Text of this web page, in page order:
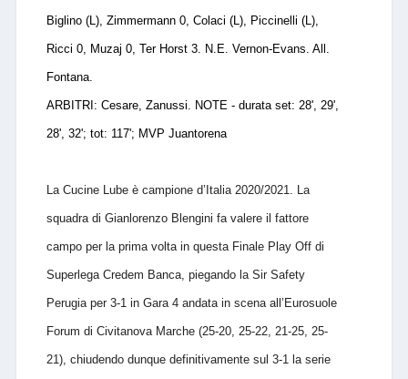
Biglino (L), Zimmermann 0, Colaci (L), Piccinelli (L),
Ricci 0, Muzaj 0, Ter Horst 3. N.E. Vernon-Evans. All.
Fontana.
ARBITRI: Cesare, Zanussi. NOTE - durata set: 28', 29',
28', 32'; tot: 117'; MVP Juantorena
La Cucine Lube è campione d’Italia 2020/2021. La
squadra di Gianlorenzo Blengini fa valere il fattore
campo per la prima volta in questa Finale Play Off di
Superlega Credem Banca, piegando la Sir Safety
Perugia per 3-1 in Gara 4 andata in scena all’Eurosuole
Forum di Civitanova Marche (25-20, 25-22, 21-25, 25-
21), chiudendo dunque definitivamente sul 3-1 la serie